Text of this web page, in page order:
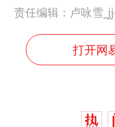
责任编辑：卢咏雪
打开网